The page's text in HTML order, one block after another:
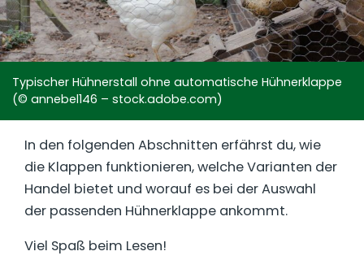
Typischer Hühnerstall ohne automatische Hühnerklappe
(© annebel146 – stock.adobe.com)
In den folgenden Abschnitten erfährst du, wie
die Klappen funktionieren, welche Varianten der
Handel bietet und worauf es bei der Auswahl
der passenden Hühnerklappe ankommt.
Viel Spaß beim Lesen!